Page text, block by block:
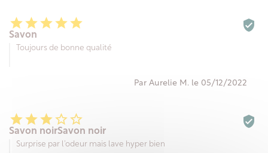

Savon
Toujours de bonne qualité

Par Aurelie M. le 05/12/2022

Savon noirSavon noir
Surprise par l’odeur mais lave hyper bien
